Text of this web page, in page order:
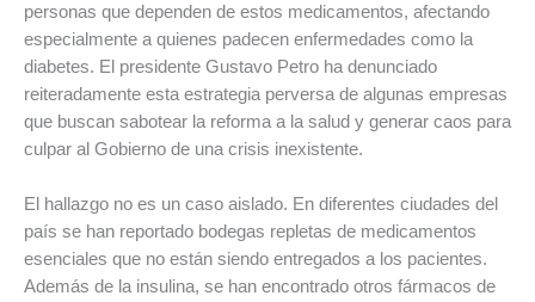
personas que dependen de estos medicamentos, afectando
especialmente a quienes padecen enfermedades como la
diabetes. El presidente Gustavo Petro ha denunciado
reiteradamente esta estrategia perversa de algunas empresas
que buscan sabotear la reforma a la salud y generar caos para
culpar al Gobierno de una crisis inexistente.
El hallazgo no es un caso aislado. En diferentes ciudades del
país se han reportado bodegas repletas de medicamentos
esenciales que no están siendo entregados a los pacientes.
Además de la insulina, se han encontrado otros fármacos de